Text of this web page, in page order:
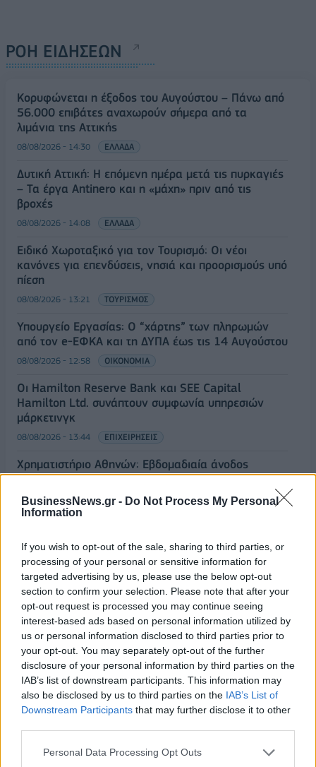
BusinessNews.gr - Do Not Process My Personal
Information
If you wish to opt-out of the sale, sharing to third parties, or
processing of your personal or sensitive information for
targeted advertising by us, please use the below opt-out
section to confirm your selection. Please note that after your
opt-out request is processed you may continue seeing
interest-based ads based on personal information utilized by
us or personal information disclosed to third parties prior to
your opt-out. You may separately opt-out of the further
disclosure of your personal information by third parties on the
IAB’s list of downstream participants. This information may
also be disclosed by us to third parties on the IAB’s List of
Downstream Participants that may further disclose it to other
Personal Data Processing Opt Outs
ΡΟΗ ΕΙΔΗΣΕΩΝ
Κορυφώνεται η έξοδος του Αυγούστου – Πάνω από
56.000 επιβάτες αναχωρούν σήμερα από τα
λιμάνια της Αττικής
08/08/2026 - 14:30 ΕΛΛΑΔΑ
Δυτική Αττική: Η επόμενη ημέρα μετά τις πυρκαγιές
– Τα έργα Antinero και η «μάχη» πριν από τις
βροχές
08/08/2026 - 14:08 ΕΛΛΑΔΑ
Ειδικό Χωροταξικό για τον Τουρισμό: Οι νέοι
κανόνες για επενδύσεις, νησιά και προορισμούς υπό
πίεση
08/08/2026 - 13:21 ΤΟΥΡΙΣΜΟΣ
Υπουργείο Εργασίας: Ο “χάρτης” των πληρωμών
από τον e-ΕΦΚΑ και τη ΔΥΠΑ έως τις 14 Αυγούστου
08/08/2026 - 12:58 ΟΙΚΟΝΟΜΙΑ
Οι Hamilton Reserve Bank και SEE Capital
Hamilton Ltd. συνάπτουν συμφωνία υπηρεσιών
μάρκετινγκ
08/08/2026 - 13:44 ΕΠΙΧΕΙΡΗΣΕΙΣ
Χρηματιστήριο Αθηνών: Εβδομαδιαία άνοδος
1,76%, κέρδη 23,31% από τις αρχές του έτους
08/08/2026 - 12:36 ΟΙΚΟΝΟΜΙΑ
με 916 προϊόντα
08/08/2026 - 12:12 ΛΙΑΝΕΜΠΟΡΙΟ
Health Monitoring: Η εθνική υποδομή για την
αξιοποίηση των δεδομένων υγείας προς όφελος
των πολιτών
08/08/2026 - 11:48 ΥΓΕΙΑ
Ελληνική Αναπτυξιακή Τράπεζα: Με «προίκα» 2 δισ.
ευρώ ανοίγει δρόμο για δάνεια έως 5 δισ. σε
μικρομεσαίες
08/08/2026 - 11:22 ΤΡΑΠΕΖΕΣ
Ελλάδα στη μεγάλη τεχνολογική μετάβαση
ΟΛΕΣ ΟΙ ΕΙΔΗΣΕΙΣ